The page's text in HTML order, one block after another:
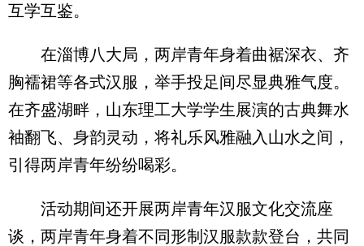
互学互鉴。
在淄博八大局，两岸青年身着曲裾深衣、齐
胸襦裙等各式汉服，举手投足间尽显典雅气度。
在齐盛湖畔，山东理工大学学生展演的古典舞水
袖翻飞、身韵灵动，将礼乐风雅融入山水之间，
引得两岸青年纷纷喝彩。
活动期间还开展两岸青年汉服文化交流座
谈，两岸青年身着不同形制汉服款款登台，共同